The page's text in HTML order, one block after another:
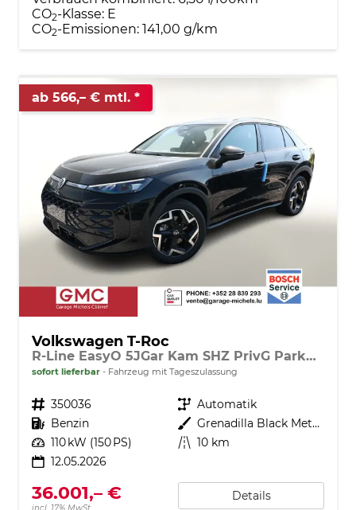
CO2-Klasse: E
CO2-Emissionen: 141,00 g/km
ab 566,– € mtl.
Volkswagen T-Roc
R-Line EasyO 5JGar Kam SHZ PrivG ParkAss+
sofort lieferbar Fahrzeug mit Tageszulassung
Fahrzeugnr. 350036 Getriebe Automatik
Kraftstoff Benzin Außenfarbe
Grenadilla Black Metallic
Leistung 110 kW (150 PS) Kilometerstand 10 km
12.05.2026
36.001,– €
incl. 17% MwSt.
Details